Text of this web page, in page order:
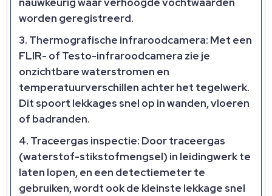
nauwkeurig waar verhoogde vochtwaarden
worden geregistreerd.
Thermografische infraroodcamera: Met een
FLIR- of Testo-infraroodcamera zie je
onzichtbare waterstromen en
temperatuurverschillen achter het tegelwerk.
Dit spoort lekkages snel op in wanden, vloeren
of badranden.
Traceergas inspectie: Door traceergas
(waterstof-stikstofmengsel) in leidingwerk te
laten lopen, en een detectiemeter te
gebruiken, wordt ook de kleinste lekkage snel